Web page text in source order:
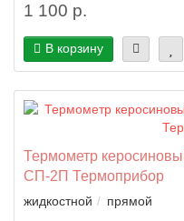
1 100 р.
В корзину
Термометр
СП-2П Термоприбор
жидкостной прямой